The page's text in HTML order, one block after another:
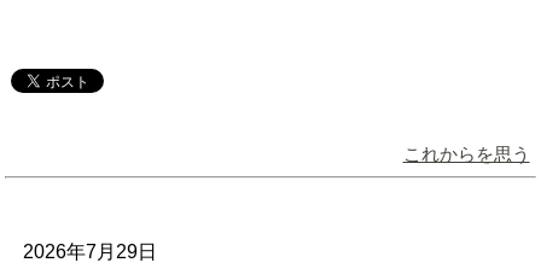
これからを思う
2026年7月29日